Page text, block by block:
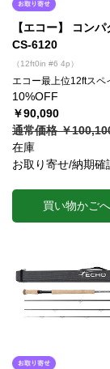
【エコー】 コン
CS-6120
（12ft0in #6 4p）
エコー最上位12ftスペ
10%OFF
￥90,090
通常価格 ￥
在庫
お取り寄せ/納期確
買い物かご